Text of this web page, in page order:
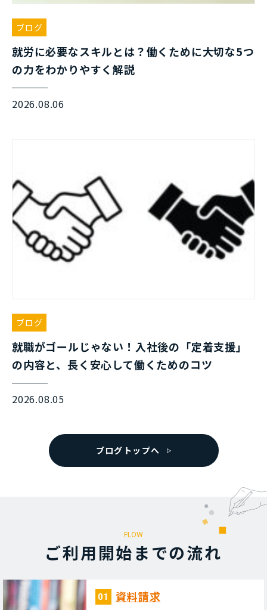
ブログ
就労に必要なスキルとは？働くために大切な5つ
の力をわかりやすく解説
2026.08.06
ブログ
就職がゴールじゃない！入社後の「定着支援」
の内容と、長く安心して働くためのコツ
2026.08.05
ブログトップへ
FLOW
ご利⽤開始までの流れ
01 資料請求